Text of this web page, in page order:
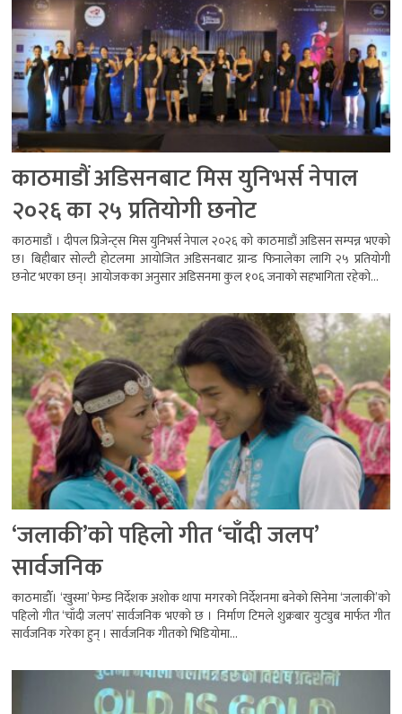
काठमाडौं अडिसनबाट मिस युनिभर्स नेपाल
२०२६ का २५ प्रतियोगी छनोट
काठमाडौं । दीपल प्रिजेन्ट्स मिस युनिभर्स नेपाल २०२६ को काठमाडौं अडिसन सम्पन्न भएको
छ। बिहीबार सोल्टी होटलमा आयोजित अडिसनबाट ग्रान्ड फिनालेका लागि २५ प्रतियोगी
छनोट भएका छन्। आयोजकका अनुसार अडिसनमा कुल १०६ जनाको सहभागिता रहेको...
‘जलाकी’को पहिलो गीत ‘चाँदी जलप’
सार्वजनिक
काठमाडौँ। ‘खुस्मा’ फेम्ड निर्देशक अशोक थापा मगरको निर्देशनमा बनेको सिनेमा ‘जलाकी’को
पहिलो गीत ‘चाँदी जलप’ सार्वजनिक भएको छ । निर्माण टिमले शुक्रबार युट्युब मार्फत गीत
सार्वजनिक गरेका हुन् । सार्वजनिक गीतको भिडियोमा...